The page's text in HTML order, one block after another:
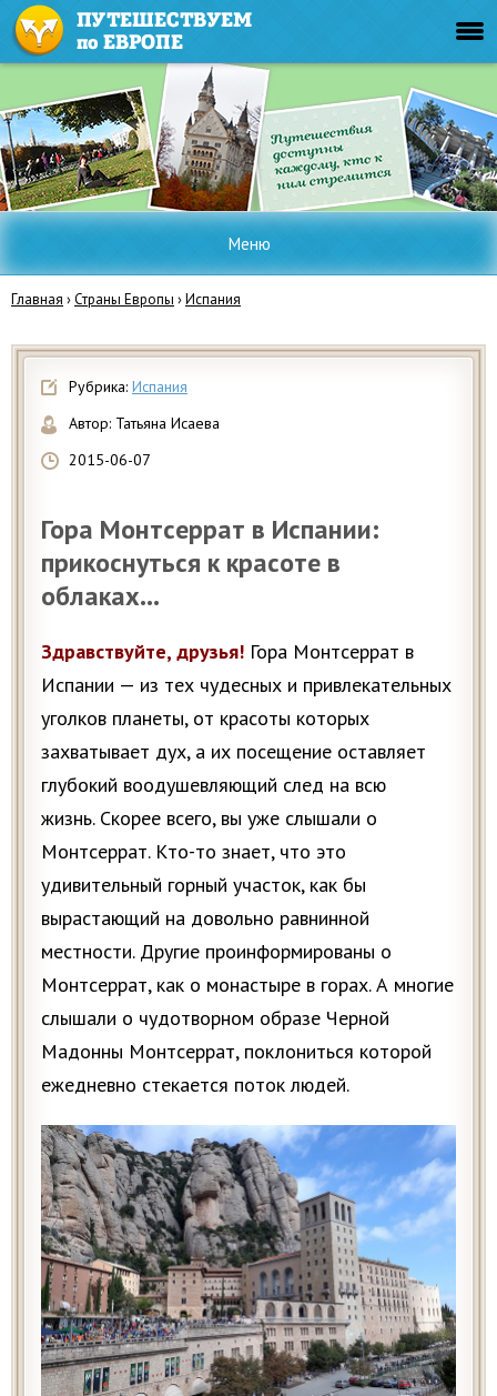
Меню
Главная ›Страны Европы ›Испания
Рубрика: Испания
Автор: Татьяна Исаева
2015-06-07
Гора Монтсеррат в Испании:
прикоснуться к красоте в
облаках…
Здравствуйте, друзья! Гора Монтсеррат в
Испании — из тех чудесных и привлекательных
уголков планеты, от красоты которых
захватывает дух, а их посещение оставляет
глубокий воодушевляющий след на всю
жизнь. Скорее всего, вы уже слышали о
Монтсеррат. Кто-то знает, что это
удивительный горный участок, как бы
вырастающий на довольно равнинной
местности. Другие проинформированы о
Монтсеррат, как о монастыре в горах. А многие
слышали о чудотворном образе Черной
Мадонны Монтсеррат, поклониться которой
ежедневно стекается поток людей.